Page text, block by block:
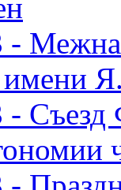
-
имени
-